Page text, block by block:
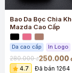
Bao Da Bọc Chìa
Mazda Cao Cấp
Da cao cấp In Logo
280.000đ250.000
4.7 Đã bán 1264